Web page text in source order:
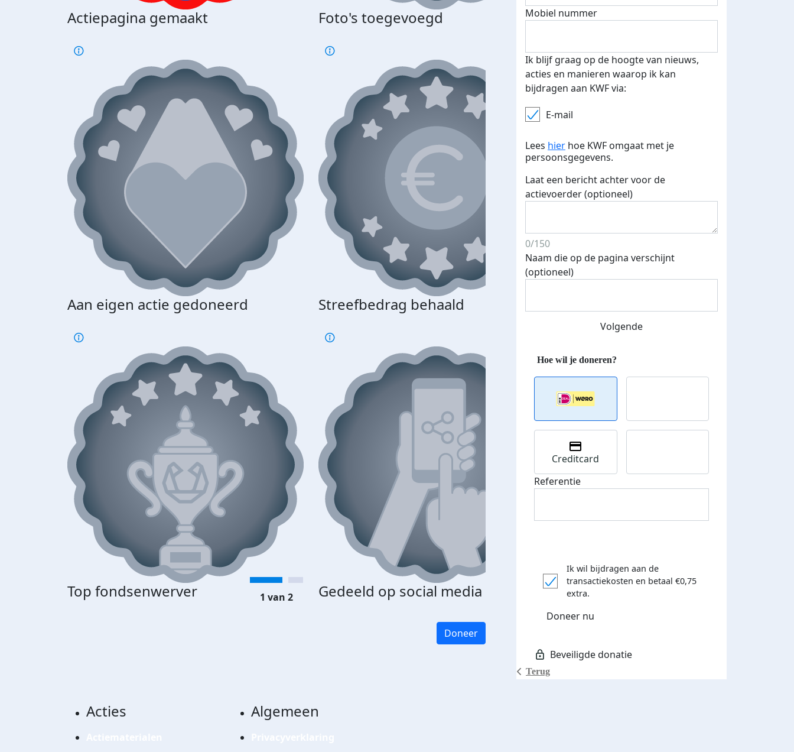
Actiepagina gemaakt Foto's toegevoegd E-mails verstuurd
Aan eigen actie gedoneerd Streefbedrag behaald
Top fondsenwerver Gedeeld op social media Donateurs bedankt
€500 euro opgehaald: t-shirt
1 van 2
Doneer
Mobiel nummer
Ik blijf graag op de hoogte van nieuws,
acties en manieren waarop ik kan
bijdragen aan KWF via:
E-mail
Lees hier hoe KWF omgaat met je
persoonsgegevens.
Laat een bericht achter voor de
actievoerder (optioneel)
0/150
Naam die op de pagina verschijnt
(optioneel)
Volgende
Terug
Creditcard
Referentie
Ik wil bijdragen aan de
transactiekosten en betaal €0,75
extra.
Doneer nu
Acties Algemeen